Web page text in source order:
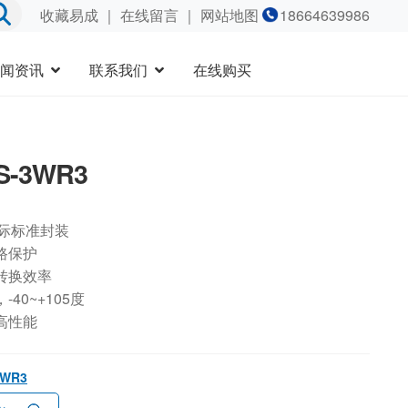
收藏易成｜ 在线留言｜ 网站地图 18664639986
资讯 联系我们 在线购买
3WR3
标准封装
保护
换效率
-40~+105度
性能